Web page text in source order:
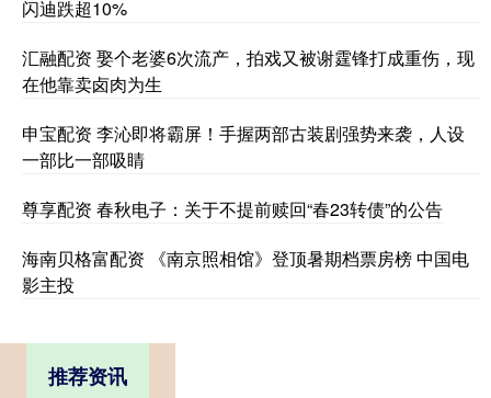
闪迪跌超10%
汇融配资 娶个老婆6次流产，拍戏又被谢霆锋打成重伤，现
在他靠卖卤肉为生
申宝配资 李沁即将霸屏！手握两部古装剧强势来袭，人设
一部比一部吸睛
尊享配资 春秋电子：关于不提前赎回“春23转债”的公告
海南贝格富配资 《南京照相馆》登顶暑期档票房榜 中国电
影主投
推荐资讯